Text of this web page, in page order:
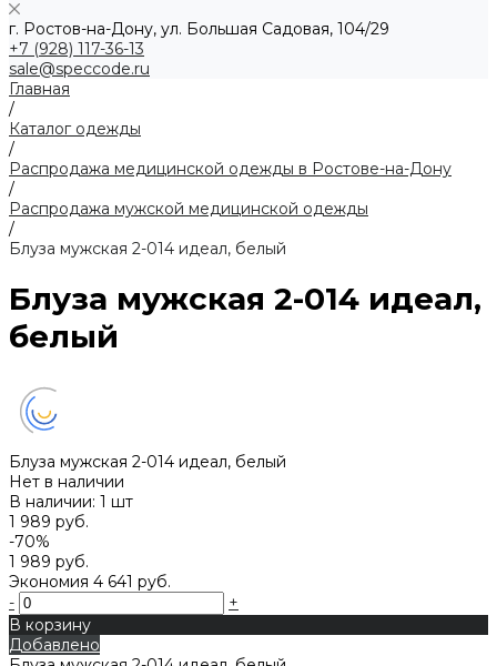
г. Ростов-на-Дону, ул. Большая Садовая, 104/29
+7 (928) 117-36-13
sale@speccode.ru
Главная
/
Каталог одежды
/
Распродажа медицинской одежды в Ростове-на-Дону
/
Распродажа мужской медицинской одежды
/
Блуза мужская 2-014 идеал, белый
Блуза мужская 2-014 идеал,
белый
Блуза мужская 2-014 идеал, белый
Нет в наличии
В наличии: 1 шт
1 989 руб.
-70%
1 989 руб.
Экономия 4 641 руб.
-
+
В корзину
Добавлено